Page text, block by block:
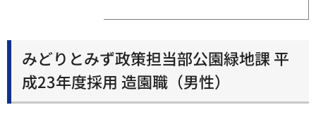
みどりとみず政策担当部公園緑地課 平
成23年度採用 造園職（男性）